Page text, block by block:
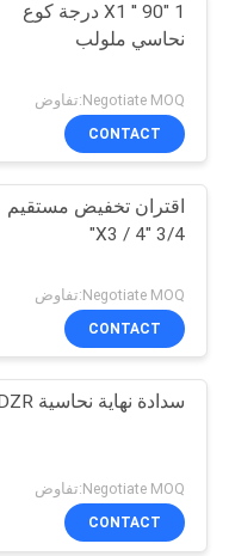
1 "X1 '' 90 درجة كوع
نحاسي ملولب
Negotiate MOQ:تفاوض
CONTACT
اقتران تخفيض مستقيم
3/4 "X3 / 4"
Negotiate MOQ:تفاوض
CONTACT
سدادة نهاية نحاسية DZR
Negotiate MOQ:تفاوض
CONTACT